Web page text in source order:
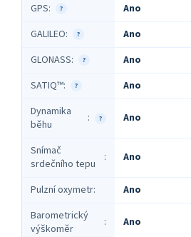
?
GPS: Ano
?
GALILEO: Ano
?
GLONASS: Ano
?
SATIQ™: Ano
?
Dynamika
běhu
: Ano
Snímač
srdečního tepu
: Ano
Pulzní oxymetr:
Ano
Barometrický
výškoměr
: Ano